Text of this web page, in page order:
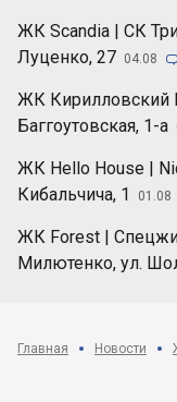
ЖК Scandia | СК
Луценко, 27 04.08 
ЖК Кирилловский
Баггоутовская, 1-а
ЖК Hello House |
Кибальчича, 1
01.08
ЖК Forest |
Милютенко, ул.
Главная Новости